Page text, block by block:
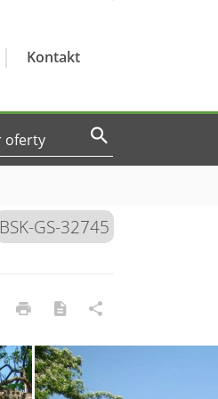
Kontakt
BSK-GS-32745